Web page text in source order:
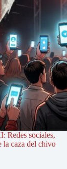
Redes sociales,
la caza del chivo